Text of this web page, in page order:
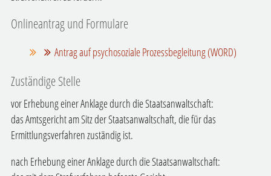
Onlineantrag und Formulare
Antrag auf psychosoziale Prozessbegleitung (WORD)
Zuständige Stelle
vor Erhebung einer Anklage durch die Staatsanwaltschaft:
das Amtsgericht am Sitz der Staatsanwaltschaft, die für das
Ermittlungsverfahren zuständig ist.
nach Erhebung einer Anklage durch die Staatsanwaltschaft: